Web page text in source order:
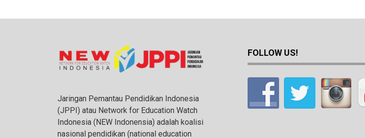
Jaringan Pemantau Pendidikan Indonesia
(JPPI) atau Network for Education Watch
Indonesia (NEW Indonensia) adalah koalisi
nasional pendidikan (national education
FOLLOW US!